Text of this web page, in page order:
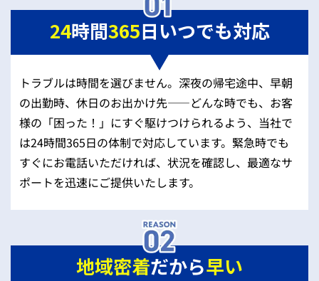
24時間365日いつでも対応
トラブルは時間を選びません。深夜の帰宅途中、早朝
の出勤時、休日のお出かけ先——どんな時でも、お客
様の「困った！」にすぐ駆けつけられるよう、当社で
は24時間365日の体制で対応しています。緊急時でも
すぐにお電話いただければ、状況を確認し、最適なサ
ポートを迅速にご提供いたします。
地域密着だから早い